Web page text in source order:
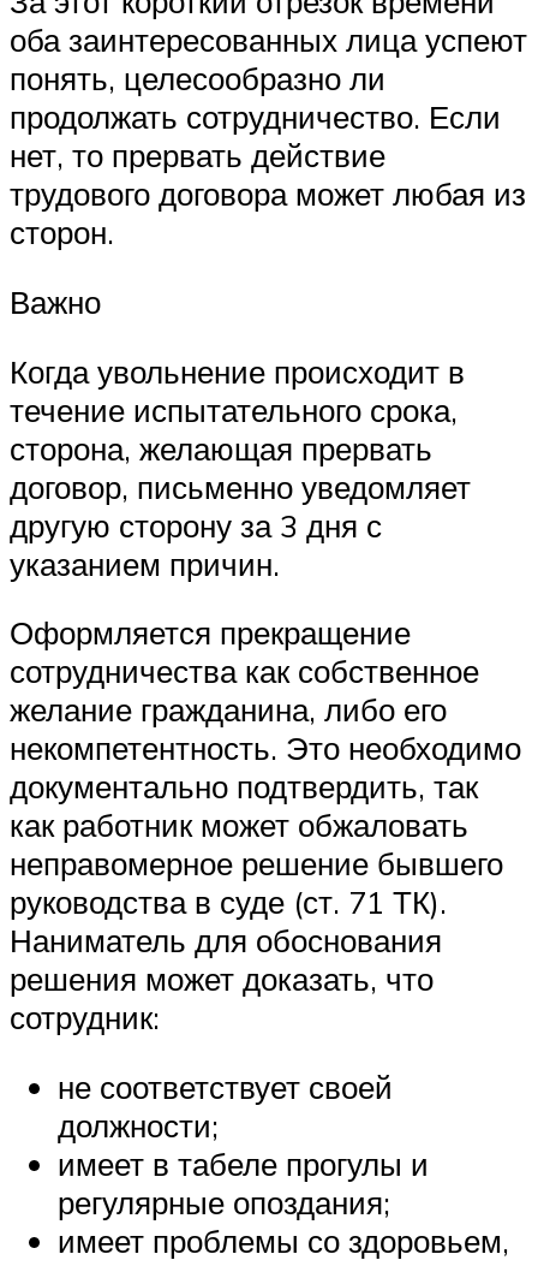
оба заинтересованных лица успеют
понять, целесообразно ли
продолжать сотрудничество. Если
нет, то прервать действие
трудового договора может любая из
сторон.
Важно
Когда увольнение происходит в
течение испытательного срока,
сторона, желающая прервать
договор, письменно уведомляет
другую сторону за 3 дня с
указанием причин.
Оформляется прекращение
сотрудничества как собственное
желание гражданина, либо его
некомпетентность. Это необходимо
документально подтвердить, так
как работник может обжаловать
неправомерное решение бывшего
руководства в суде (ст. 71 ТК).
Наниматель для обоснования
решения может доказать, что
сотрудник:
не соответствует своей
должности;
имеет в табеле прогулы и
регулярные опоздания;
имеет проблемы со здоровьем,